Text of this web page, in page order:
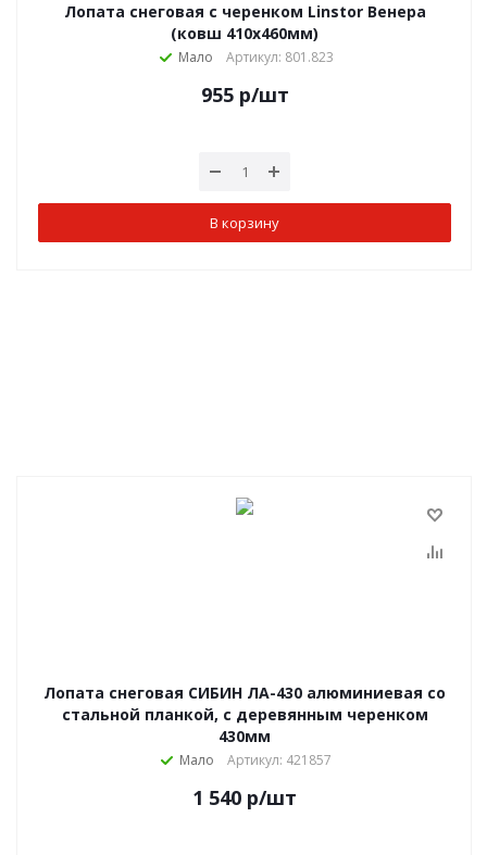
Лопата снеговая с черенком Linstor Венера
(ковш 410х460мм)
Мало Артикул: 801.823
955р/шт
В корзину
Лопата снеговая СИБИН ЛА-430 алюминиевая со
стальной планкой, с деревянным черенком
430мм
Мало Артикул: 421857
1 540 р/шт